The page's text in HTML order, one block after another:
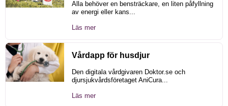
Alla behöver en bensträckare, en liten påfyllning
av energi eller kans...
Läs mer
Vårdapp för husdjur
Den digitala vårdgivaren Doktor.se och
djursjukvårdsföretaget AniCura...
Läs mer